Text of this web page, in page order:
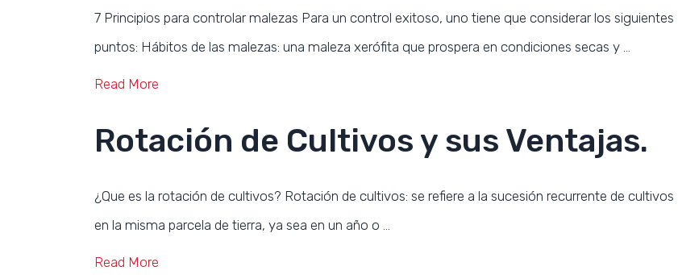
7 Principios para controlar malezas Para un control exitoso, uno tiene que considerar los siguientes
puntos: Hábitos de las malezas: una maleza xerófita que prospera en condiciones secas y …
Read More
Rotación de Cultivos y sus Ventajas.
¿Que es la rotación de cultivos? Rotación de cultivos: se refiere a la sucesión recurrente de cultivos
en la misma parcela de tierra, ya sea en un año o …
Read More